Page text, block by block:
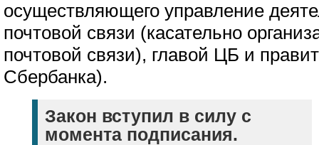
осуществляющего управление
почтовой связи (касательно
почтовой связи), главой ЦБ и
Сбербанка).
Закон вступил в силу с
момента подписания.